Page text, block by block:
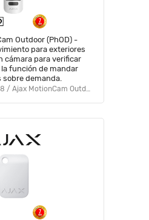
Outdoor (PhOD) -
para exteriores
cámara para verificar
función de mandar
sobre demanda.
AJAX / AJX1180028 / Ajax MotionCam Outdoor (PhOD) (9NA)